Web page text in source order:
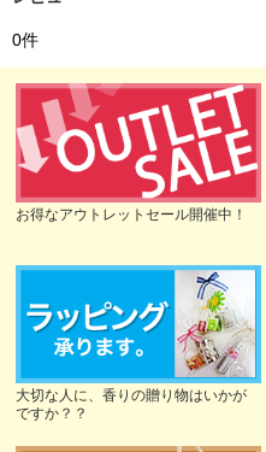
0件
お得なアウトレットセール開催中！
大切な人に、香りの贈り物はいかが
ですか？？